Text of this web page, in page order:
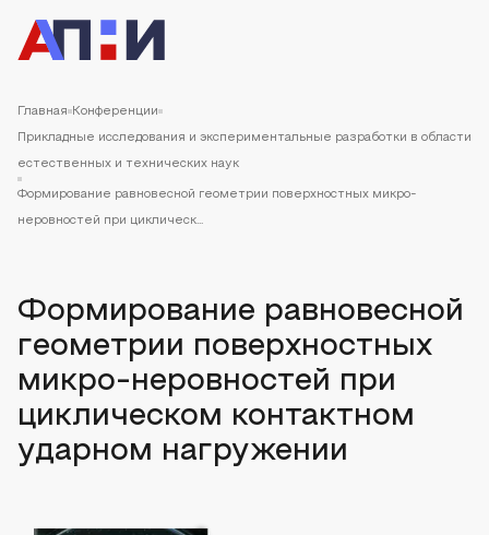
Главная Конференции
Прикладные исследования и экспериментальные разработки в области
естественных и технических наук
Формирование равновесной геометрии поверхностных микро-
неровностей при циклическ...
Формирование равновесной
геометрии поверхностных
микро-неровностей при
циклическом контактном
ударном нагружении